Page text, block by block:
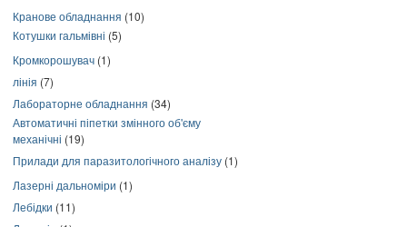
Кранове обладнання (10)
Котушки гальмівні (5)
Кромкорошувач (1)
лінія (7)
Лабораторне обладнання (34)
Автоматичні піпетки змінного об'єму
механічні (19)
Прилади для паразитологічного аналізу (1)
Лазерні дальноміри (1)
Лебідки (11)